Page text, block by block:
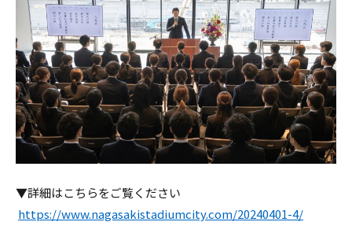
▼詳細はこちらをご覧ください
https://www.nagasakistadiumcity.com/20240401-4/